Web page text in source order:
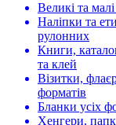
Великі та
Наліпки та
рулонних
Книги,
та клей
Візитки,
форматів
Бланки усіх
Хенгери,